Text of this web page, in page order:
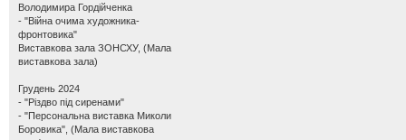
Володимира Гордійченка
- "Війна очима художника-
фронтовика"
Виставкова зала ЗОНСХУ, (Мала
виставкова зала)
Грудень 2024
- "Різдво під сиренами"
- "Персональна виставка Миколи
Боровика", (Мала виставкова